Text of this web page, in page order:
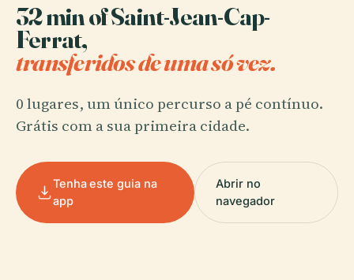
32 min of Saint-Jean-Cap-
Ferrat,
transferidos de uma só vez.
0 lugares, um único percurso a pé contínuo.
Grátis com a sua primeira cidade.
Tenha este guia na
app
Abrir no
navegador